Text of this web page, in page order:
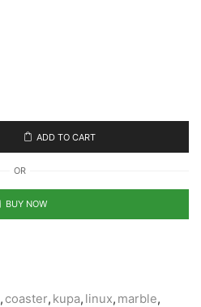
ADD TO CART
OR
BUY NOW
, coaster, kupa, linux, marble,